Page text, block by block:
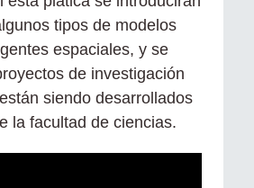
tipos de modelos
espaciales, y se
de investigación
siendo desarrollados
la facultad de ciencias.